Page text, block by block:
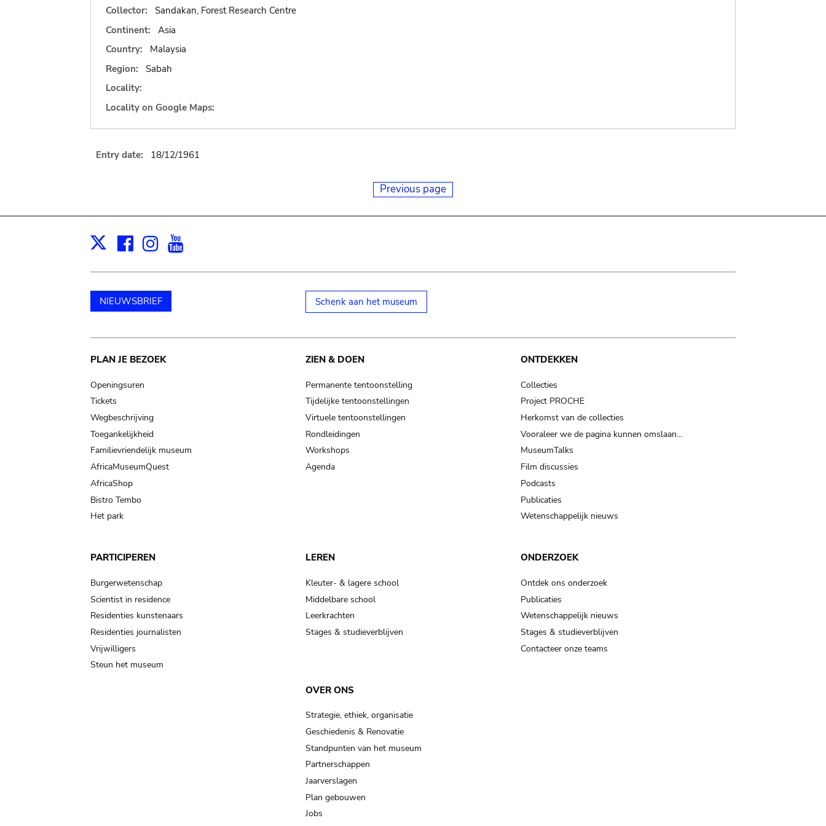
Collector:
Sandakan, Forest Research Centre
Continent:
Asia
Country:
Malaysia
Region:
Sabah
Locality:
Locality on Google Maps:
Entry date: 18/12/1961
Previous page
X Facebook
Instagram
NIEUWSBRIEF Schenk aan het museum
Main
navigation
PLAN JE BEZOEK
Openingsuren
Tickets
Wegbeschrijving
Toegankelijkheid
Familievriendelijk museum
AfricaMuseumQuest
AfricaShop
Bistro Tembo
Het park
ZIEN & DOEN
Permanente tentoonstelling
Tijdelijke tentoonstellingen
Virtuele tentoonstellingen
Rondleidingen
Workshops
Agenda
ONTDEKKEN
Collecties
Project PROCHE
Herkomst van de collecties
Vooraleer we de pagina kunnen omslaan…
MuseumTalks
Film discussies
Podcasts
Publicaties
Wetenschappelijk nieuws
PARTICIPEREN
Burgerwetenschap
Scientist in residence
Residenties kunstenaars
Residenties journalisten
Vrijwilligers
Steun het museum
LEREN
Kleuter- & lagere school
Middelbare school
Leerkrachten
Stages & studieverblijven
ONDERZOEK
Ontdek ons onderzoek
Publicaties
Wetenschappelijk nieuws
Stages & studieverblijven
Contacteer onze teams
OVER ONS
Strategie, ethiek, organisatie
Geschiedenis & Renovatie
Standpunten van het museum
Partnerschappen
Jaarverslagen
Plan gebouwen
Jobs